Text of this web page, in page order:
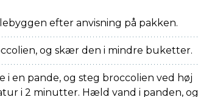
efter anvisning på pakken.
og skær den i mindre buketter.
i en pande, og steg broccolien ved høj
i 2 minutter. Hæld vand i panden, og